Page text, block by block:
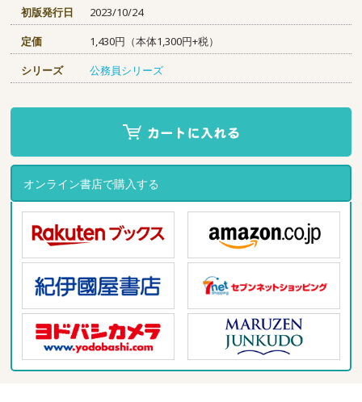
初版発行日
2023/10/24
定価
1,430円（本体1,300円+税）
シリーズ
公務員シリーズ
オンライン書店で購入する